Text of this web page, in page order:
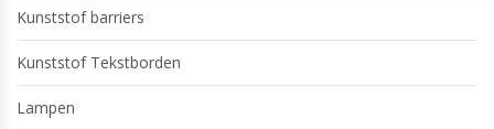
Kunststof barriers
Kunststof Tekstborden
Lampen